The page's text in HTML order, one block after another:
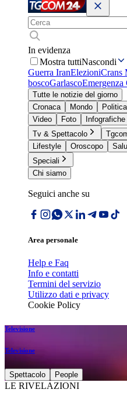
In evidenza
Mostra tuttiNascondi
Guerra IranElezioniCrans
boscoGarlascoEmergenza
Tutte le notizie del giorno
Cronaca
Mondo Politica
Video
Foto Infografiche
Tv & Spettacolo
Lifestyle
Oroscopo
Speciali
Chi siamo
Seguici anche su
Area personale
Help e Faq
Info e contatti
Termini del servizio
Utilizzo dati e privacy
Cookie Policy
Televisione
Televisione
Spettacolo People
LE RIVELAZIONI